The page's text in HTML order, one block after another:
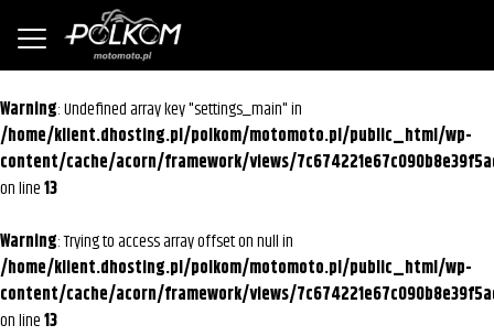
Warning : Undefined array key "settings_main" in
/home/klient.dhosting.pl/polkom/motomoto.pl/public_html/wp-
content/cache/acorn/framework/views/
on line13
Warning : Trying to access array offset on null in
/home/klient.dhosting.pl/polkom/motomoto.pl/public_html/wp-
content/cache/acorn/framework/views/
on line13